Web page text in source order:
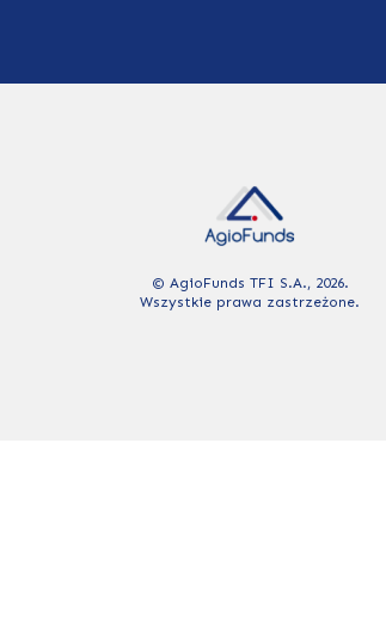
© AgioFunds TFI S.A., 2026.
Wszystkie prawa zastrzeżone.